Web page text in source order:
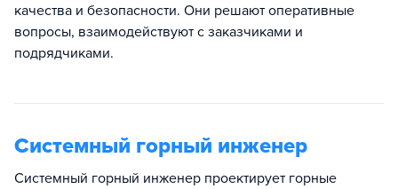
качества и безопасности. Они решают оперативные
вопросы, взаимодействуют с заказчиками и
подрядчиками.
Системный горный инженер
Системный горный инженер проектирует горные